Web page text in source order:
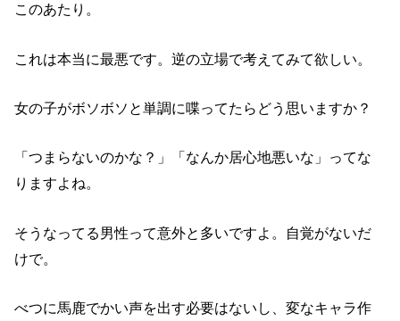
このあたり。
これは本当に最悪です。逆の立場で考えてみて欲しい。
女の子がボソボソと単調に喋ってたらどう思いますか？
「つまらないのかな？」「なんか居心地悪いな」ってな
りますよね。
そうなってる男性って意外と多いですよ。自覚がないだ
けで。
べつに馬鹿でかい声を出す必要はないし、変なキャラ作